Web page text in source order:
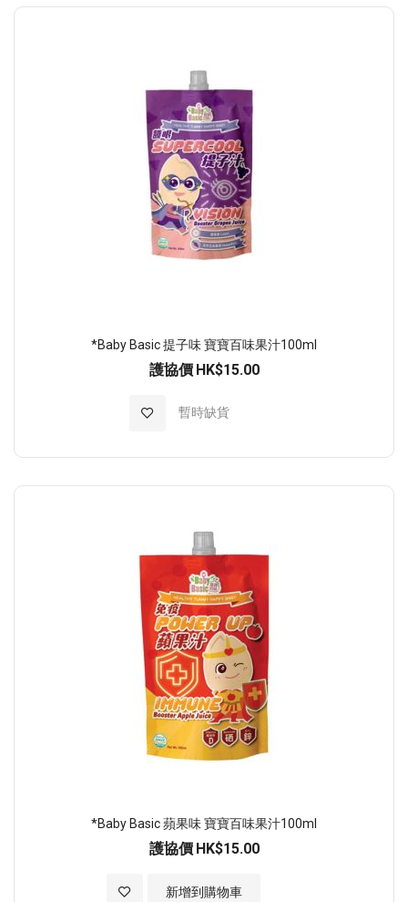
*Baby Basic 提子味 寶寶百味果汁100ml
護協價 HK$15.00
暫時缺貨
加入至願望清單
*Baby Basic 蘋果味 寶寶百味果汁100ml
護協價 HK$15.00
新增到購物車
加入至願望清單